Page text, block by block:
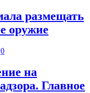
размещать
оружие
0
на
Главное